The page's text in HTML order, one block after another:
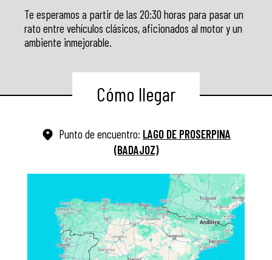
Te esperamos a partir de las 20:30 horas para pasar un
rato entre vehículos clásicos, aficionados al motor y un
ambiente inmejorable.
Cómo llegar
Punto de encuentro: LAGO DE PROSERPINA
(BADAJOZ)